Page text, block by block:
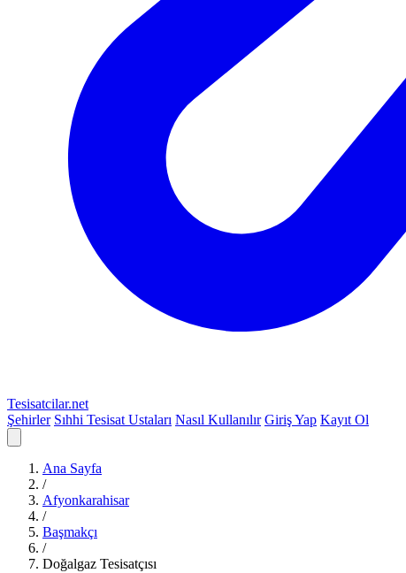
Tesisatcilar.net
Şehirler Sıhhi Tesisat Ustaları Nasıl Kullanılır Giriş Yap Kayıt Ol
Ana Sayfa
/
Afyonkarahisar
/
Başmakçı
/
Doğalgaz Tesisatçısı